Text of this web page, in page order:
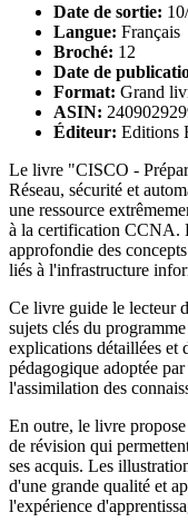
Date de sortie:
Langue: Français
Broché: 12
Date de
Format: Grand
ASIN:
Éditeur: Editions
Le livre "CISCO -
Réseau, sécurité et
une ressource
à la certification CCNA.
approfondie des
liés à l'infrastructure
Ce livre guide le lecteur
sujets clés du
explications détaillées et
pédagogique adoptée
l'assimilation des
En outre, le livre propose
de révision qui
ses acquis. Les
d'une grande qualité et
l'expérience